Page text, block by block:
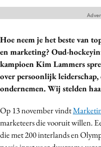
Topics
Artificial Intelligence
Bureaus
Campagnes
Contentmarketing
Craft
Customer Experience
Hoe neem je het beste van
en marketing? Oud-
kampioen Kim Lammers
over persoonlijk
ondernemen. Wij stelden
Op 13 november vindt
marketeers die vooruit willen.
die met 200 interlands en